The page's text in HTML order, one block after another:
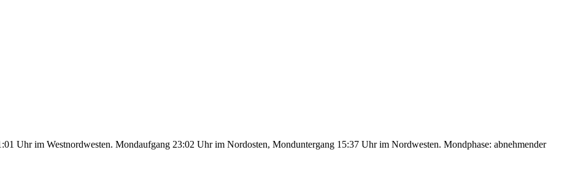
Uhr im Westnordwesten. Mondaufgang 23:02 Uhr im Nordosten, Monduntergang 15:37 Uhr im Nordwesten. Mondphase: abnehmender